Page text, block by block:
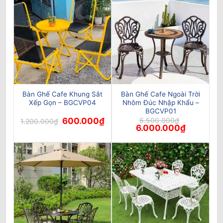
Bàn Ghế Cafe Khung Sắt
Xếp Gọn – BGCVP04
1.200.000₫ Giá
gốc
1.200.000₫.
600.000₫Giá
là:
600.000₫.
Bàn Ghế Cafe Ngoài Trời
Nhôm Đúc Nhập Khẩu –
BGCVP01
6.500.000₫
Giá
gốc
là:
6.500.000₫.
6.000.000₫Giá
hiện
tại
là: